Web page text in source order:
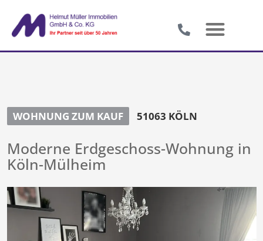
WOHNUNG ZUM KAUF 51063 KÖLN
Moderne Erdgeschoss-Wohnung in
Köln-Mülheim